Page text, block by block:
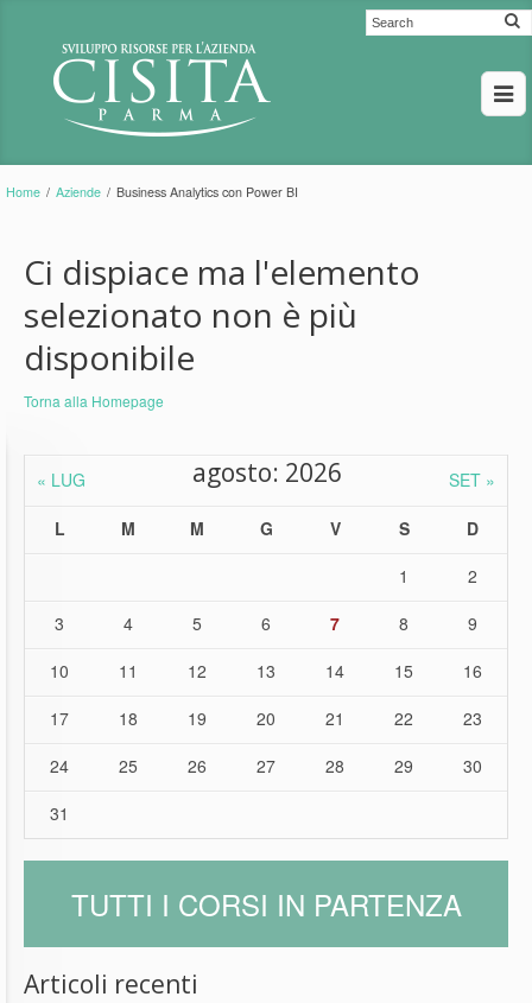
Home / Aziende / Business Analytics con Power BI
Ci dispiace ma l'elemento
selezionato non è più
disponibile
Torna alla Homepage
« LUG SET »
agosto: 2026
L M M G V S
D
1
2
3
4 5 6 7 8
9
10
11 12 13 14 15
16
17
18 19 20 21 22
23
24
25 26 27 28 29
30
31
TUTTI I CORSI IN PARTENZA
Articoli recenti